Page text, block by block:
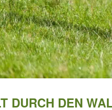
DURCH DEN